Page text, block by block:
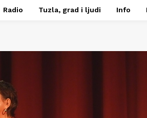
Radio Tuzla, grad i ljudi Info